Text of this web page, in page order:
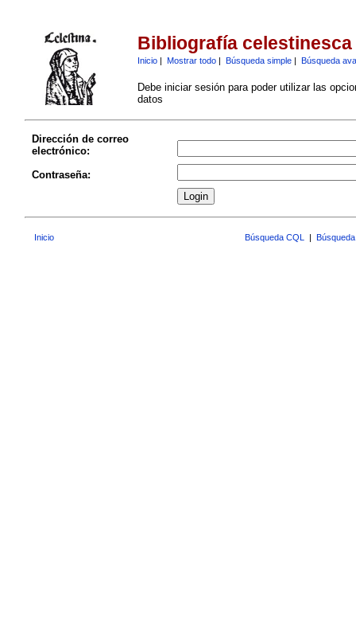
Bibliografía celestinesca
Inicio| Mostrar todo| Búsqueda simple| Búsqueda
Debe iniciar sesión para poder utilizar las
datos
Dirección de correo
electrónico:
Contraseña:
Inicio Búsqueda CQL |